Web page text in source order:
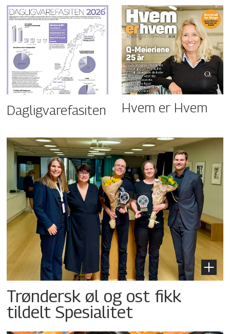
Dagligvarefasiten Hvem er Hvem
Trøndersk øl og ost fikk
tildelt Spesialitet